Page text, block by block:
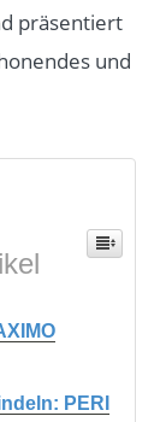
präsentiert
und
PERI